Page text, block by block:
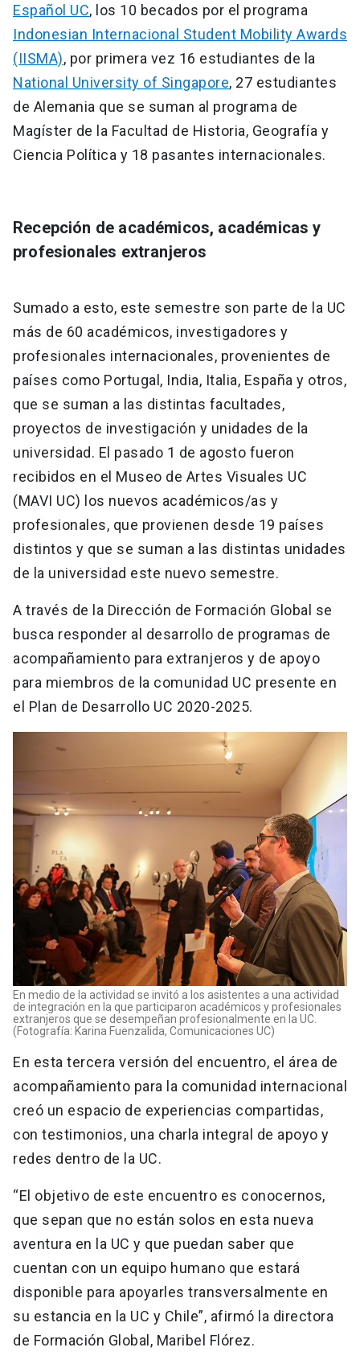
Español UC, los 10 becados por el programa
Indonesian Internacional Student Mobility Awards
(IISMA), por primera vez 16 estudiantes de la
National University of Singapore, 27 estudiantes
de Alemania que se suman al programa de
Magíster de la Facultad de Historia, Geografía y
Ciencia Política y 18 pasantes internacionales.
Recepción de académicos, académicas y
profesionales extranjeros
Sumado a esto, este semestre son parte de la UC
más de 60 académicos, investigadores y
profesionales internacionales, provenientes de
países como Portugal, India, Italia, España y otros,
que se suman a las distintas facultades,
proyectos de investigación y unidades de la
universidad. El pasado 1 de agosto fueron
recibidos en el Museo de Artes Visuales UC
(MAVI UC) los nuevos académicos/as y
profesionales, que provienen desde 19 países
distintos y que se suman a las distintas unidades
de la universidad este nuevo semestre.
A través de la Dirección de Formación Global se
busca responder al desarrollo de programas de
acompañamiento para extranjeros y de apoyo
para miembros de la comunidad UC presente en
el Plan de Desarrollo UC 2020-2025.
En medio de la actividad se invitó a los asistentes a una actividad
de integración en la que participaron académicos y profesionales
extranjeros que se desempeñan profesionalmente en la UC.
(Fotografía: Karina Fuenzalida, Comunicaciones UC)
En esta tercera versión del encuentro, el área de
acompañamiento para la comunidad internacional
creó un espacio de experiencias compartidas,
con testimonios, una charla integral de apoyo y
redes dentro de la UC.
“El objetivo de este encuentro es conocernos,
que sepan que no están solos en esta nueva
aventura en la UC y que puedan saber que
cuentan con un equipo humano que estará
disponible para apoyarles transversalmente en
su estancia en la UC y Chile”, afirmó la directora
de Formación Global, Maribel Flórez.